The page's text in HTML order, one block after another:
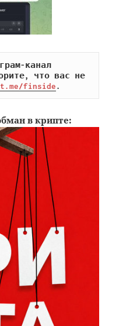
канал
что вас не
finside.
в крипте: